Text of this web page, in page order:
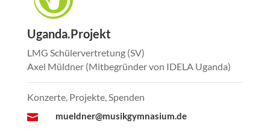
Uganda.Projekt
LMG Schülervertretung (SV)
Axel Müldner (Mitbegründer von IDELA Uganda)
Konzerte, Projekte, Spenden
 mueldner@musikgymnasium.de